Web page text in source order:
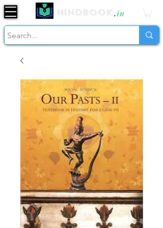
Hindbook .in